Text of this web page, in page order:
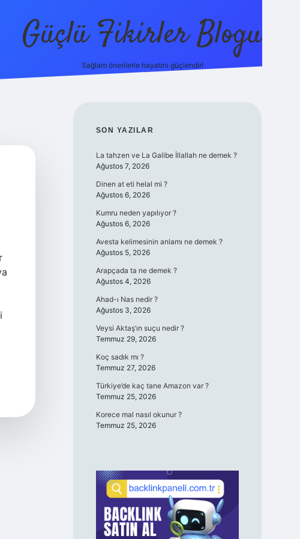
Güçlü Fikirler Blogu
Sağlam önerilerle hayatını güçlendir!
SIDEBAR
SON YAZILAR
La tahzen ve La Galibe İllallah ne demek ?
Ağustos 7, 2026
Dinen at eti helal mi ?
Ağustos 6, 2026
Kumru neden yapılıyor ?
Ağustos 6, 2026
Avesta kelimesinin anlamı ne demek ?
Ağustos 5, 2026
Arapçada ta ne demek ?
Ağustos 4, 2026
Ahad-ı Nas nedir ?
Ağustos 3, 2026
Veysi Aktaş’ın suçu nedir ?
Temmuz 29, 2026
Koç sadık mı ?
Temmuz 27, 2026
Türkiye’de kaç tane Amazon var ?
Temmuz 25, 2026
Korece mal nasıl okunur ?
Temmuz 25, 2026